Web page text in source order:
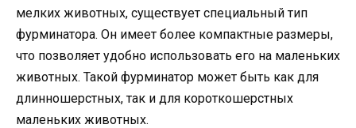
мелких животных, существует специальный тип
фурминатора. Он имеет более компактные размеры,
что позволяет удобно использовать его на маленьких
животных. Такой фурминатор может быть как для
длинношерстных, так и для короткошерстных
маленьких животных.